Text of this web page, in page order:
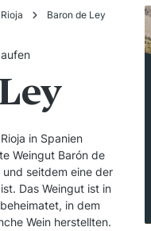
Rioja Baron de Ley
in Spanien
Weingut Barón de
seitdem eine der
Das Weingut ist in
in dem
Wein herstellten.